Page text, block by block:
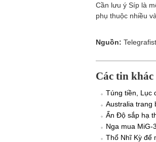
Cần lưu ý Síp là
phụ thuộc nhiều
Nguồn:
Các tin khác
Túng tiền, Lục
Australia trang
Ấn Độ sắp hạ
Nga mua MiG-
Thổ Nhĩ Kỳ để